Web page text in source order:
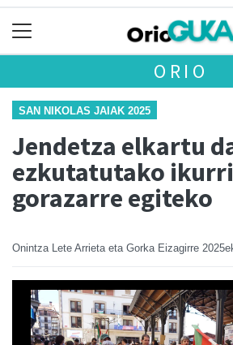
ORIO
SAN NIKOLAS JAIAK 2025
Jendetza elkartu
ezkutatutako
gorazarre egiteko
Onintza Lete Arrieta eta Gorka Eizagirre